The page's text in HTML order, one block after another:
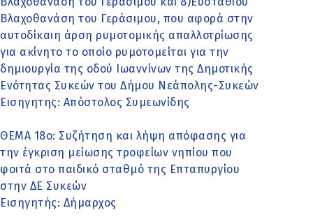
Βλαχοθανάση του Γεράσιμου, που αφορά στην
αυτοδίκαιη άρση ρυμοτομικής απαλλοτρίωσης
για ακίνητο το οποίο ρυμοτομείται για την
δημιουργία της οδού Ιωαννίνων της Δημοτικής
Ενότητας Συκεών του Δήμου Νεάπολης-Συκεών
Εισηγητης: Απόστολος Συμεωνίδης
ΘΕΜΑ 18o: Συζήτηση και λήψη απόφασης για
την έγκριση μείωσης τροφείων νηπίου που
φοιτά στο παιδικό σταθμό της Επταπυργίου
στην ΔΕ Συκεών
Εισηγητής: Δήμαρχος